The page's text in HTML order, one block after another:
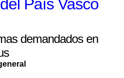
País Vasco
demandados en